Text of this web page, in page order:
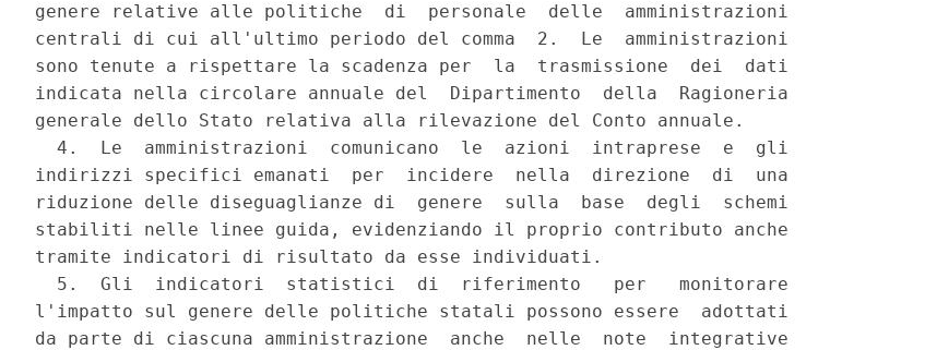
genere relative alle politiche  di  personale  delle  amministrazioni
centrali di cui all'ultimo periodo del comma  2.  Le  amministrazioni
sono tenute a rispettare la scadenza per  la  trasmissione  dei  dati
indicata nella circolare annuale del  Dipartimento  della  Ragioneria
generale dello Stato relativa alla rilevazione del Conto annuale.
  4.  Le  amministrazioni  comunicano  le  azioni  intraprese  e  gli
indirizzi specifici emanati  per  incidere  nella  direzione  di  una
riduzione delle diseguaglianze di  genere  sulla  base  degli  schemi
stabiliti nelle linee guida, evidenziando il proprio contributo anche
tramite indicatori di risultato da esse individuati.
  5.  Gli  indicatori  statistici  di  riferimento   per   monitorare
l'impatto sul genere delle politiche statali possono essere  adottati
da parte di ciascuna amministrazione  anche  nelle  note  integrative